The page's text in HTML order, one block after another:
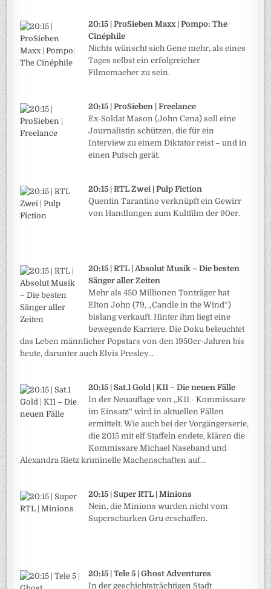
20:15 | ProSieben Maxx | Pompo: The
Cinéphile
Nichts wünscht sich Gene mehr, als eines
Tages selbst ein erfolgreicher
Filmemacher zu sein.
20:15 | ProSieben | Freelance
Ex-Soldat Mason (John Cena) soll eine
Journalistin schützen, die für ein
Interview zu einem Diktator reist – und in
einen Putsch gerät.
20:15 | RTL Zwei | Pulp Fiction
Quentin Tarantino verknüpft ein Gewirr
von Handlungen zum Kultfilm der 90er.
20:15 | RTL | Absolut Musik – Die besten
Sänger aller Zeiten
Mehr als 450 Millionen Tonträger hat
Elton John (79, „Candle in the Wind“)
bislang verkauft. Hinter ihm liegt eine
bewegende Karriere. Die Doku beleuchtet
das Leben männlicher Popstars von den 1950er-Jahren bis
heute, darunter auch Elvis Presley...
20:15 | Sat.1 Gold | K11 – Die neuen Fälle
In der Neuauflage von „K11 - Kommissare
im Einsatz“ wird in aktuellen Fällen
ermittelt. Wie auch bei der Vorgängerserie,
die 2015 mit elf Staffeln endete, klären die
Kommissare Michael Naseband und
Alexandra Rietz kriminelle Machenschaften auf...
20:15 | Super RTL | Minions
Nein, die Minions wurden nicht vom
Superschurken Gru erschaffen.
20:15 | Tele 5 | Ghost Adventures
In der geschichtsträchtigen Stadt